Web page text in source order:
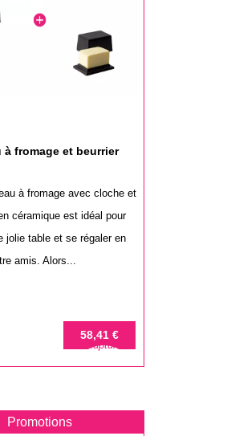
à fromage et beurrier
à fromage avec cloche et
céramique est idéal pour
jolie table et se régaler en
amis. Alors...
58,41 €
Rupture
Promotions